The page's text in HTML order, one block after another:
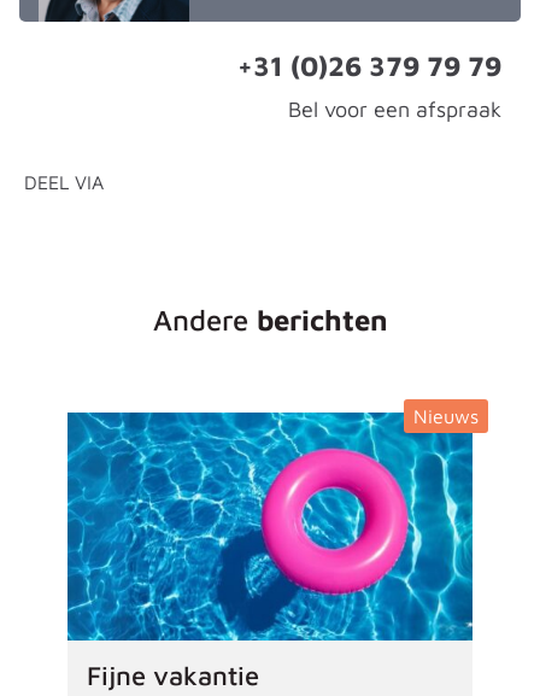
+31 (0)26 379 79 79
Bel voor een afspraak
DEEL VIA
Andere berichten
Nieuws
Fijne vakantie